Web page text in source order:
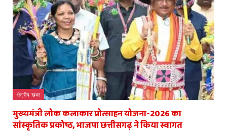
क्षेत्रीय खबर
मुख्यमंत्री लोक कलाकार प्रोत्साहन योजना-2026 का
सांस्कृतिक प्रकोष्ठ, भाजपा छत्तीसगढ़ ने किया स्वागत